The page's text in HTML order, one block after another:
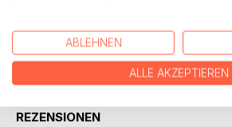
AUTOR/IN
REZENSIONEN
ABLEHNEN
ALLE AKZEPTIEREN